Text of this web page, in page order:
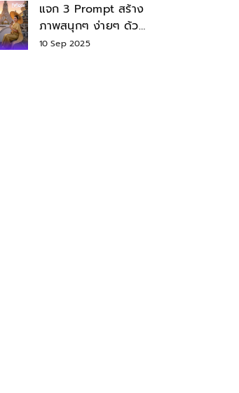
แจก 3 Prompt สร้าง
ภาพสนุกๆ ง่ายๆ ด้วย
Nano Banana ใน
10 Sep 2025